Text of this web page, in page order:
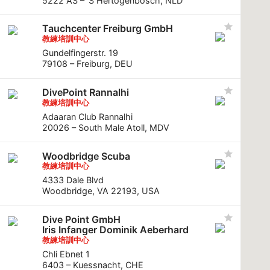
Tauchcenter Freiburg GmbH
教練培訓中心
Gundelfingerstr. 19
79108 – Freiburg, DEU
DivePoint Rannalhi
教練培訓中心
Adaaran Club Rannalhi
20026 – South Male Atoll, MDV
Woodbridge Scuba
教練培訓中心
4333 Dale Blvd
Woodbridge, VA 22193, USA
Dive Point GmbH
Iris Infanger Dominik Aeberhard
教練培訓中心
Chli Ebnet 1
6403 – Kuessnacht, CHE